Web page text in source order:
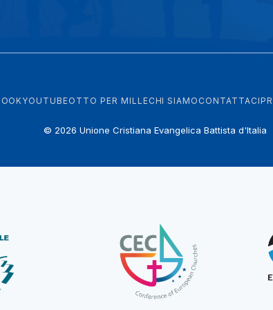
YOUTUBEOTTO PER MILLECHI SIAMO CONTATTACI
© 2026 Unione Cristiana Evangelica Battista d'Italia